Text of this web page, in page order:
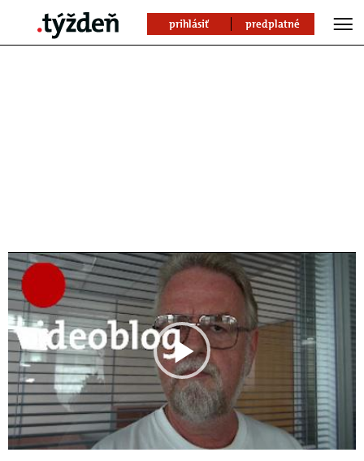
prihlásiť predplatné
Play
Video